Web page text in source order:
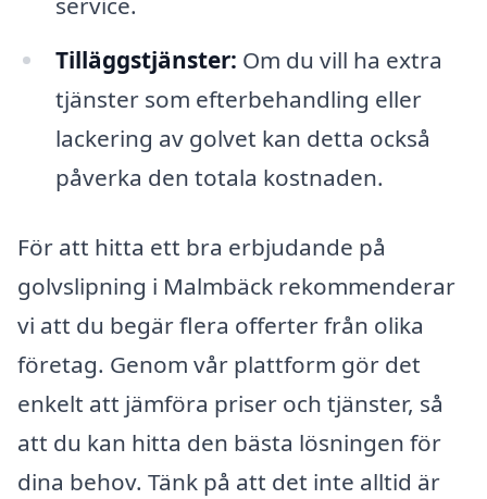
Tilläggstjänster: Om du vill ha extra
tjänster som efterbehandling eller
lackering av golvet kan detta också
påverka den totala kostnaden.
För att hitta ett bra erbjudande på
golvslipning i Malmbäck rekommenderar
vi att du begär flera offerter från olika
företag. Genom vår plattform gör det
enkelt att jämföra priser och tjänster, så
att du kan hitta den bästa lösningen för
dina behov. Tänk på att det inte alltid är